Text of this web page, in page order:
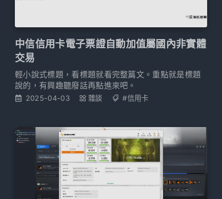
中信信用卡電子票證自動加值屬國內非實體
交易
輕小說式標題，看標題就看完整篇文。重點就是標題
說的，有興趣聽廢話再點進來吧。
2025-04-03 雜談 #信用卡